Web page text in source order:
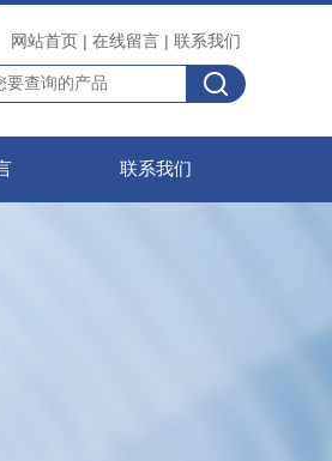
网站首页 | 在线留言 | 联系我们
联系我们